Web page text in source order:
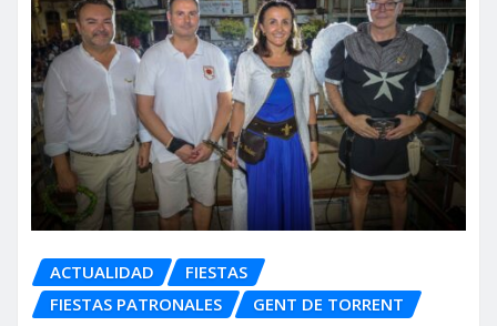
ACTUALIDAD
FIESTAS
FIESTAS PATRONALES
GENT DE TORRENT